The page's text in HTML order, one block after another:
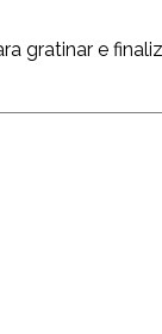
gratinar e